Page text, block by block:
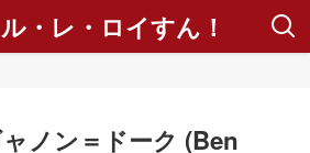
・レ・ロイすん！
ノン＝ドーク (Ben